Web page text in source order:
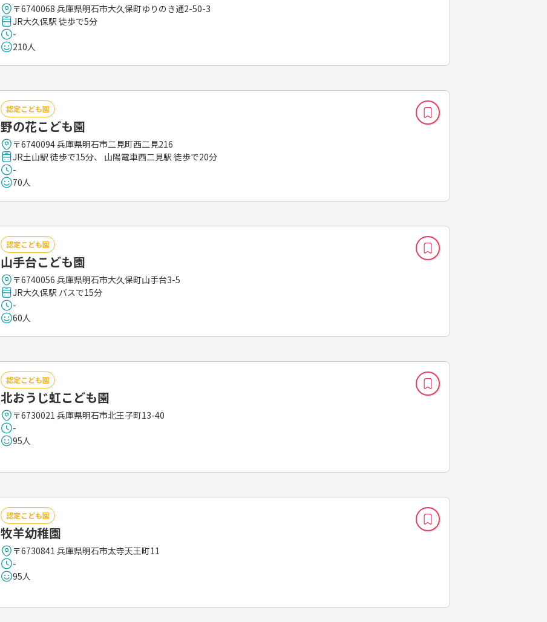
〒6740068 兵庫県明石市大久保町ゆりのき通2-50-3
JR大久保駅 徒歩で5分
-
210人
認定こども園
野の花こども園
〒6740094 兵庫県明石市二見町西二見216
JR土山駅 徒歩で15分、 山陽電車西二見駅 徒歩で20分
-
70人
認定こども園
山手台こども園
〒6740056 兵庫県明石市大久保町山手台3-5
JR大久保駅 バスで15分
-
60人
認定こども園
北おうじ虹こども園
〒6730021 兵庫県明石市北王子町13-40
-
95人
認定こども園
牧羊幼稚園
〒6730841 兵庫県明石市太寺天王町11
-
95人